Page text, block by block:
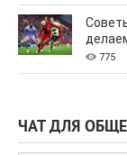
775
ЧАТ ДЛЯ